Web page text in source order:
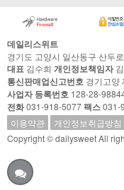
데일리스위트
경기도 고양시 일산동구 산두
대표 김수희 개인정보책임자
통신판매업신고번호 경기고양
사업자 등록번호 128-28-
전화031-918-5077팩스031-
이용약관
개인정보취급방침
Copyright © dailysweet All